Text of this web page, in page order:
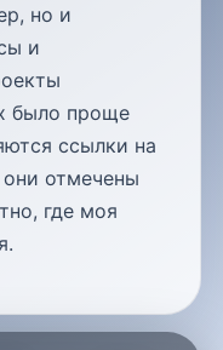
но и
и
было проще
ссылки на
отмечены
где моя